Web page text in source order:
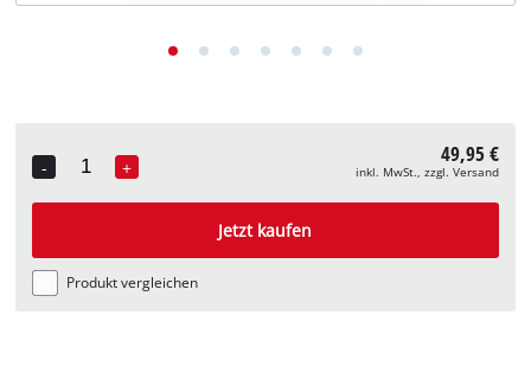
-
Quantity
+ 49,95 €
inkl. MwSt., zzgl. Versand
Jetzt kaufen
Produkt vergleichen